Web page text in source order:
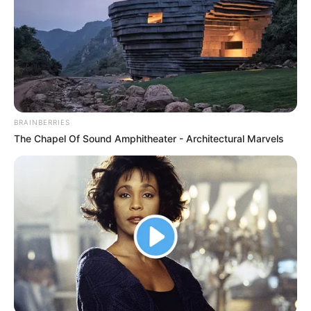
μουσική που ξεσήκωσε μικρούς και μεγάλους.
Παραδοσιακά τραγούδια, λαϊκοί ρυθμοί και
έντονος ενθουσιασμός δημιούργησαν μια
μοναδική ατμόσφαιρα, αποδεικνύοντας πως ο
σύλλογος παραμένει σημείο αναφοράς για την
τοπική κοινότητα.
BRAINBERRIES
The Chapel Of Sound Amphitheater - Architectural Marvels